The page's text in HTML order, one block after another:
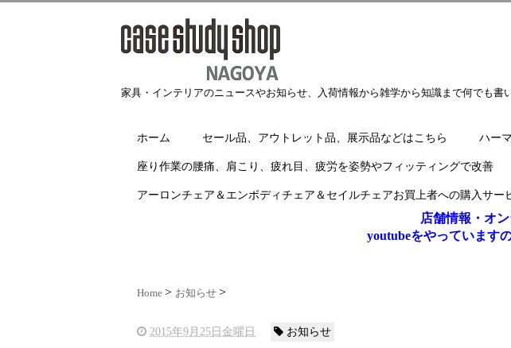
家具・インテリアのニュースやお知らせ、入荷情報から雑学から知識まで何でも書
ホーム セール品、アウトレット品、展示品などはこちら ハー
座り作業の腰痛、肩こり、疲れ目、疲労を姿勢やフィッティングで改善
アーロンチェア＆エンボディチェア＆セイルチェアお買上者への購入サー
店舗情報・オ
youtubeをやっています
Home お知らせ
2015年9月25日金曜日 お知らせ